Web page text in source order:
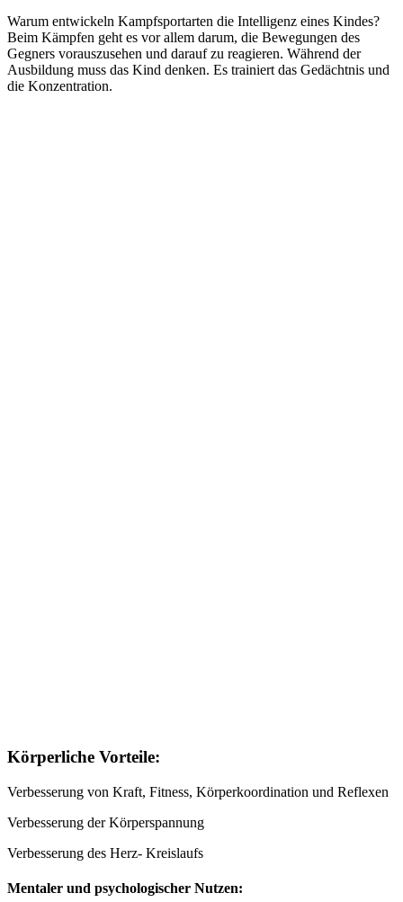
Warum entwickeln Kampfsportarten die Intelligenz eines Kindes?
Beim Kämpfen geht es vor allem darum, die Bewegungen des
Gegners vorauszusehen und darauf zu reagieren. Während der
Ausbildung muss das Kind denken. Es trainiert das Gedächtnis und
die Konzentration.
Körperliche Vorteile:
Verbesserung von Kraft, Fitness, Körperkoordination und Reflexen
Verbesserung der Körperspannung
Verbesserung des Herz- Kreislaufs
Mentaler und psychologischer Nutzen: